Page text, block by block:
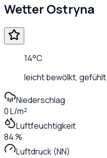
WetterOstryna
14°C
leicht bewölkt, gefühlt
Niederschlag
0 L/m²
Luftfeuchtigkeit
84 %
Luftdruck (NN)